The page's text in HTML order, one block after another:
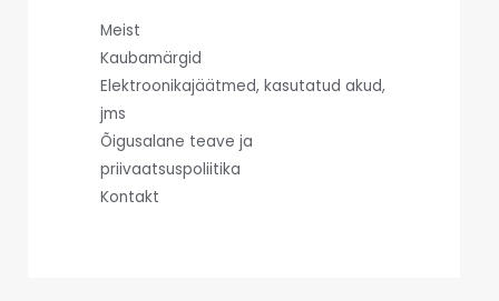
Meist
Kaubamärgid
Elektroonikajäätmed, kasutatud akud,
jms
Õigusalane teave ja
priivaatsuspoliitika
Kontakt